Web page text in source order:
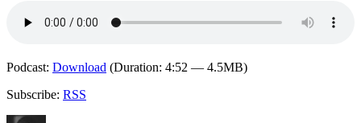
Podcast: Download (Duration: 4:52 — 4.5MB)
Subscribe: RSS